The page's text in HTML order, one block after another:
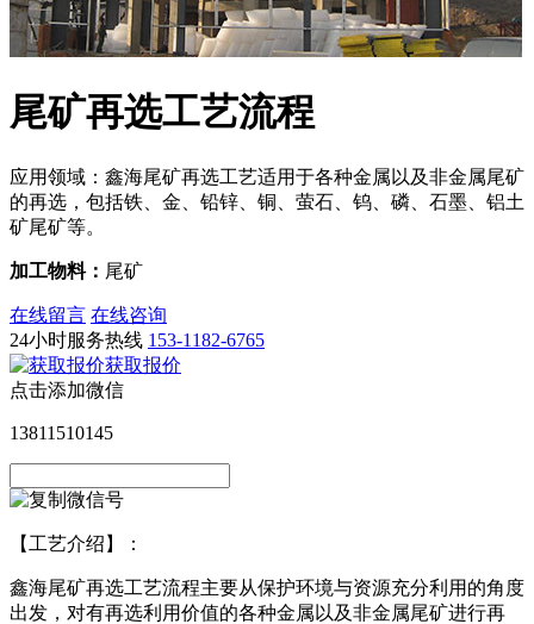
尾矿再选工艺流程
应用领域：鑫海尾矿再选工艺适用于各种金属以及非金属尾矿
的再选，包括铁、金、铅锌、铜、萤石、钨、磷、石墨、铝土
矿尾矿等。
加工物料： 尾矿
在线留言 在线咨询
24小时服务热线 153-1182-6765
获取报价
点击添加微信
13811510145
【工艺介绍】：
鑫海尾矿再选工艺流程主要从保护环境与资源充分利用的角度
出发，对有再选利用价值的各种金属以及非金属尾矿进行再